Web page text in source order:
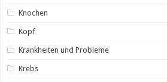
Knochen
Kopf
Krankheiten und Probleme
Krebs